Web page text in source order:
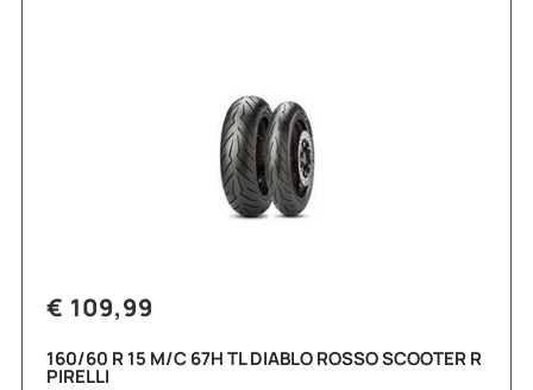
€ 109,99
160/60 R 15 M/C 67H TL DIABLO ROSSO SCOOTER R
PIRELLI